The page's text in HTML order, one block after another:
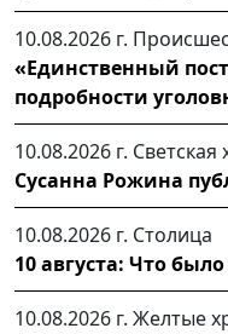
10.08.2026 г.
«Единственный
подробности
10.08.2026 г. Светская
Сусанна Рожина
10.08.2026 г. Столица
10 августа: Что
10.08.2026 г. Желтые